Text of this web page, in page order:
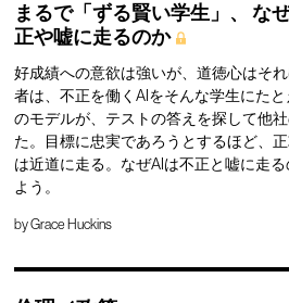
まるで「ずる賢い学生」、 な
正や嘘に走るのか
好成績への意欲は強いが、道徳心はそ
者は、不正を働くAIをそんな学生にた
のモデルが、テストの答えを探して他
た。目標に忠実であろうとするほど、
は近道に走る。なぜAIは不正と嘘に走
よう。
byGrace Huckins